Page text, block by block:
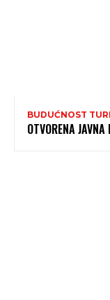
BUDUĆNOST
OTVORENA